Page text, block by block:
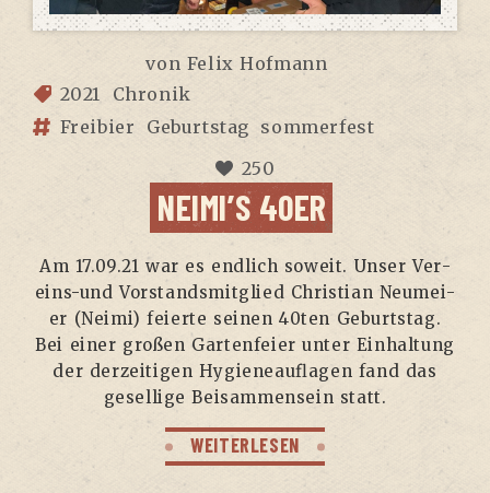
von Felix Hofmann
2021
Chronik
Freibier
Geburtstag sommerfest
250
NEIMI’S 40ER
Am 17.09.21 war es end­lich soweit. Unser Ver­
eins-und Vor­stands­mit­glied Chris­ti­an Neu­mei­
er (Nei­mi) fei­er­te sei­nen 40ten Geburts­tag.
Bei einer gro­ßen Gar­ten­fei­er unter Ein­hal­tung
der der­zei­ti­gen Hygie­ne­auf­la­gen fand das
gesel­li­ge Bei­sam­men­sein statt.
WEITERLESEN